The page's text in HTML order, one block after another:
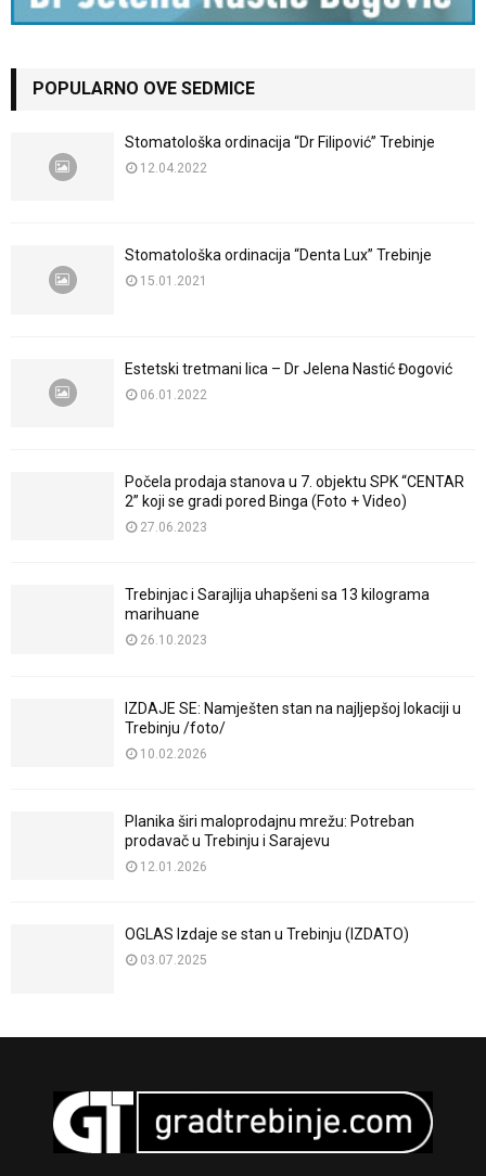
POPULARNO OVE SEDMICE
Stomatološka ordinacija “Dr Filipović” Trebinje
12.04.2022
Stomatološka ordinacija “Denta Lux” Trebinje
15.01.2021
Estetski tretmani lica – Dr Jelena Nastić Đogović
06.01.2022
Počela prodaja stanova u 7. objektu SPK “CENTAR
2” koji se gradi pored Binga (Foto + Video)
27.06.2023
Trebinjac i Sarajlija uhapšeni sa 13 kilograma
marihuane
26.10.2023
IZDAJE SE: Namješten stan na najljepšoj lokaciji u
Trebinju /foto/
10.02.2026
Planika širi maloprodajnu mrežu: Potreban
prodavač u Trebinju i Sarajevu
12.01.2026
OGLAS Izdaje se stan u Trebinju (IZDATO)
03.07.2025